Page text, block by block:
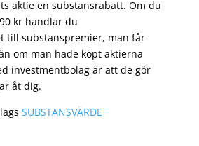
aktie en substansrabatt. Om du
kr handlar du
till substanspremier, man får
om man hade köpt aktierna
investmentbolag är att de gör
åt dig.
SUBSTANSVÄRDE